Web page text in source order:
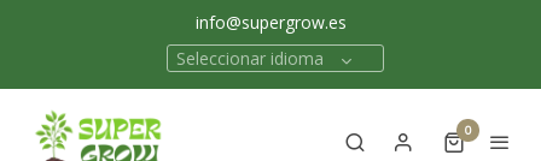
info@supergrow.es
Seleccionar idioma
0